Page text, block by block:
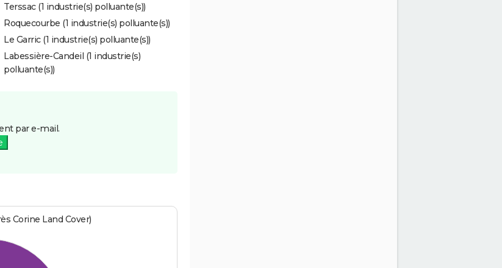
Terssac (1 industrie(s) polluante(s))
Roquecourbe (1 industrie(s) polluante(s))
Le Garric (1 industrie(s) polluante(s))
Labessière-Candeil (1 industrie(s)
polluante(s))
par e-mail.
Corine Land Cover)